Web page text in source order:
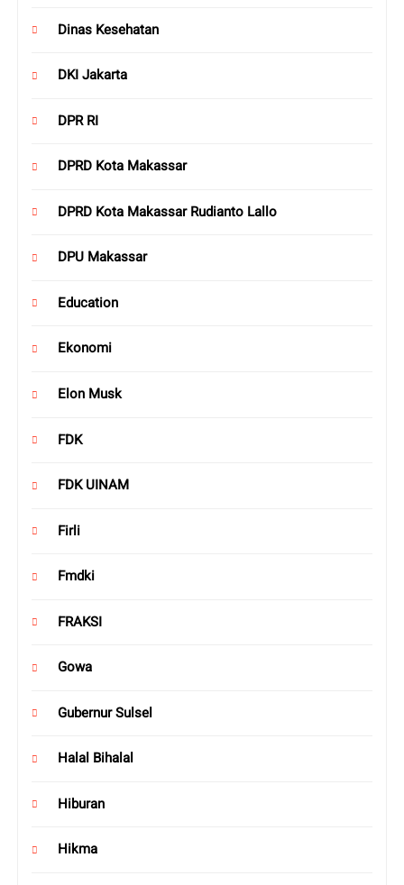
Dinas Kesehatan
DKI Jakarta
DPR RI
DPRD Kota Makassar
DPRD Kota Makassar Rudianto Lallo
DPU Makassar
Education
Ekonomi
Elon Musk
FDK
FDK UINAM
Firli
Fmdki
FRAKSI
Gowa
Gubernur Sulsel
Halal Bihalal
Hiburan
Hikma